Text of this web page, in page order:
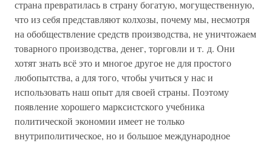
страна превратилась в страну богатую, могущественную,
что из себя представляют колхозы, почему мы, несмотря
на обобществление средств производства, не уничтожаем
товарного производства, денег, торговли и т. д. Они
хотят знать всё это и многое другое не для простого
любопытства, а для того, чтобы учиться у нас и
использовать наш опыт для своей страны. Поэтому
появление хорошего марксистского учебника
политической экономии имеет не только
внутриполитическое, но и большое международное